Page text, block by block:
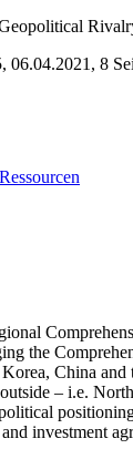
06.04.2021, 8
the
China
– i.e.
investment